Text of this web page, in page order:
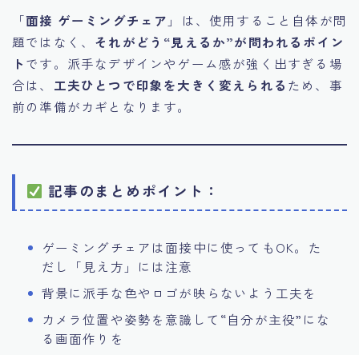
「面接 ゲーミングチェア 」は、使用すること自体が問
題ではなく、 それがどう“見えるか”が問われるポイン
ト です。派手なデザインやゲーム感が強く出すぎる場
合は、 工夫ひとつで印象を大きく変えられる ため、事
前の準備がカギとなります。
記事のまとめポイント：
ゲーミングチェアは面接中に使ってもOK。た
だし「見え方」には注意
背景に派手な色やロゴが映らないよう工夫を
カメラ位置や姿勢を意識して“自分が主役”にな
る画面作りを